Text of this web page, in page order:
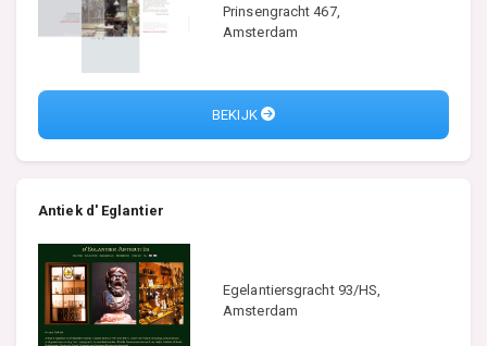
Prinsengracht 467,
Amsterdam
BEKIJK
Antiek d' Eglantier
Egelantiersgracht 93/HS,
Amsterdam